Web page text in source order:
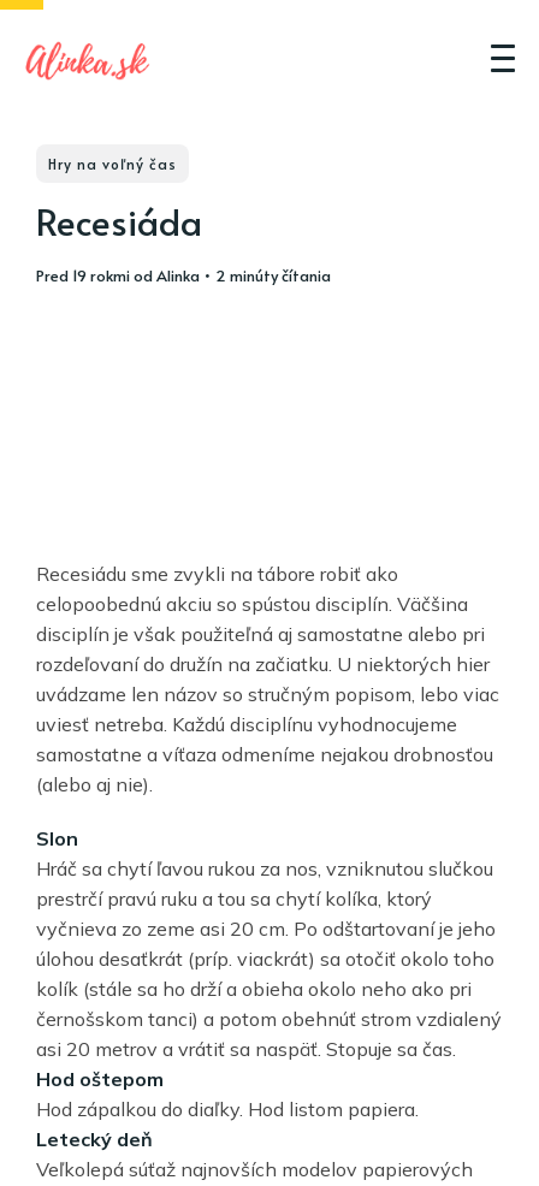
Hry na voľný čas
Recesiáda
pred 19 rokmiodAlinka • 2 minúty čítania
Recesiádu sme zvykli na tábore robiť ako
celopoobednú akciu so spústou disciplín. Väčšina
disciplín je však použiteľná aj samostatne alebo pri
rozdeľovaní do družín na začiatku. U niektorých hier
uvádzame len názov so stručným popisom, lebo viac
uviesť netreba. Každú disciplínu vyhodnocujeme
samostatne a víťaza odmeníme nejakou drobnosťou
(alebo aj nie).
Slon
Hráč sa chytí ľavou rukou za nos, vzniknutou slučkou
prestrčí pravú ruku a tou sa chytí kolíka, ktorý
vyčnieva zo zeme asi 20 cm. Po odštartovaní je jeho
úlohou desaťkrát (príp. viackrát) sa otočiť okolo toho
kolík (stále sa ho drží a obieha okolo neho ako pri
černošskom tanci) a potom obehnúť strom vzdialený
asi 20 metrov a vrátiť sa naspäť. Stopuje sa čas.
Hod oštepom
Hod zápalkou do diaľky. Hod listom papiera.
Letecký deň
Veľkolepá súťaž najnovších modelov papierových